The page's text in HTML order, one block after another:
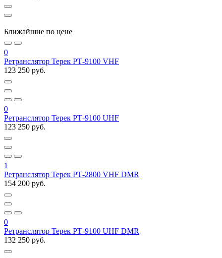
Ближайшие по цене
0
Ретранслятор Терек РТ-9100 VHF
123 250 руб.
0
Ретранслятор Терек РТ-9100 UHF
123 250 руб.
1
Ретранслятор Терек РТ-2800 VHF DMR
154 200 руб.
0
Ретранслятор Терек РТ-9100 UHF DMR
132 250 руб.